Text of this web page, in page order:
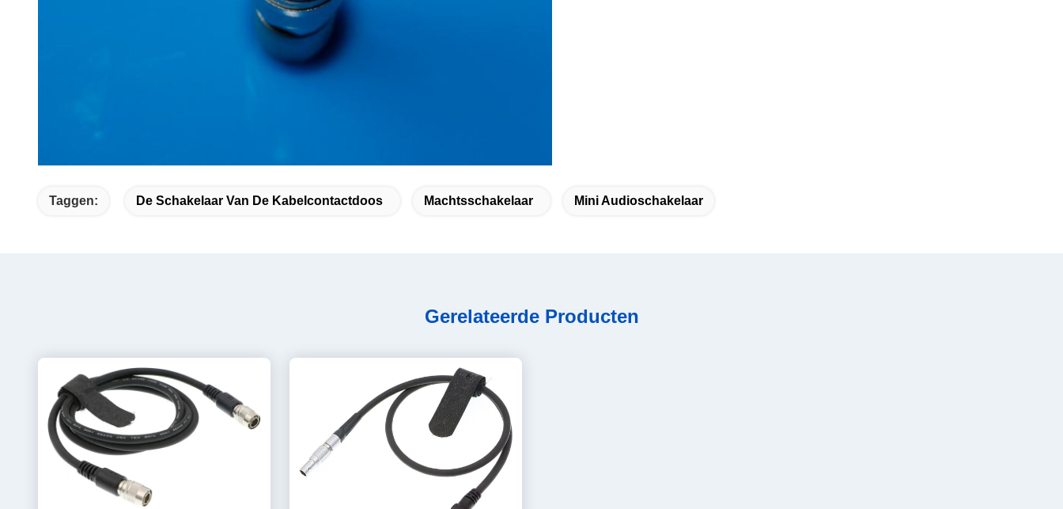
Taggen: De Schakelaar Van De Kabelcontactdoos Machtsschakelaar Mini Audioschakelaar
Gerelateerde Producten